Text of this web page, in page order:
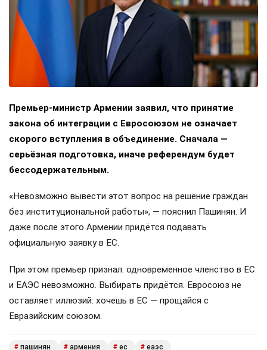
Премьер-министр Армении заявил, что принятие
закона об интеграции с Евросоюзом не означает
скорого вступления в объединение. Сначала —
серьёзная подготовка, иначе референдум будет
бессодержательным.
«Невозможно вывести этот вопрос на решение граждан
без институциональной работы», — пояснил Пашинян. И
даже после этого Армении придётся подавать
официальную заявку в ЕС.
При этом премьер признал: одновременное членство в ЕС
и ЕАЭС невозможно. Выбирать придётся. Евросоюз не
оставляет иллюзий: хочешь в ЕС — прощайся с
Евразийским союзом.
# пашинян # армения # ес # еаэс